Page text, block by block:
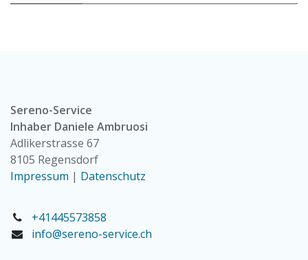
Sereno-Service
Inhaber Daniele Ambruosi
Adlikerstrasse 67
8105 Regensdorf
Impressum | Datenschutz
+41445573858
info@sereno-service.ch